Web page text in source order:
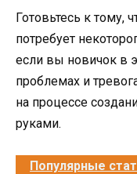
Готовьтесь к тому,
потребует
если вы новичок в
проблемах и
на процессе
руками.
Популярные